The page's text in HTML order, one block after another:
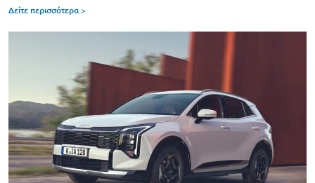
Δείτε περισσότερα >